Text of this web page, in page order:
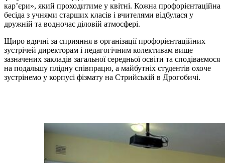
кар’єри», який проходитиме у квітні. Кожна профорієнтаційна
бесіда з учнями старших класів і вчителями відбулася у
дружній та водночас діловій атмосфері.
Щиро вдячні за сприяння в організації профорієнтаційних
зустрічей директорам і педагогічним колективам вище
зазначених закладів загальної середньої освіти та сподіваємося
на подальшу плідну співпрацю, а майбутніх студентів охоче
зустрінемо у корпусі фізмату на Стрийській в Дрогобичі.